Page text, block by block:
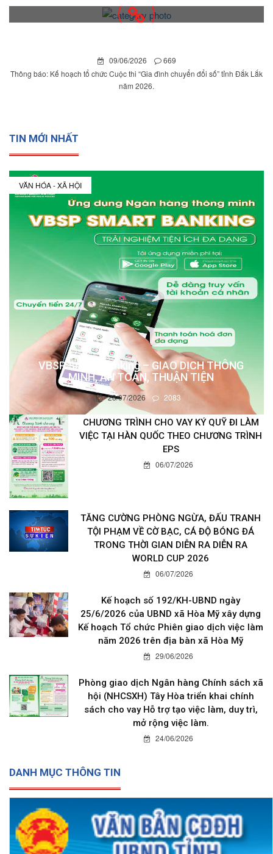
09/06/2026
669
Thông báo: Kế hoạch tổ chức Cuộc thi “Gia đình chuyển đổi số” tỉnh Đắk Lắk
năm 2026.
TIN MỚI NHẤT
VĂN HÓA - XÃ HỘI
VBSP Smart Banking – GIAO DỊCH THÔNG
MINH, AN TOÀN, THUẬN TIỆN
28/07/2026 2083
CHƯƠNG TRÌNH CHO VAY KÝ QUỸ ĐI LÀM
VIỆC TẠI HÀN QUỐC THEO CHƯƠNG TRÌNH
EPS
06/07/2026
TĂNG CƯỜNG PHÒNG NGỪA, ĐẤU TRANH
TỘI PHẠM VỀ CỜ BẠC, CÁ ĐỘ BÓNG ĐÁ
TRONG THỜI GIAN DIỄN RA DIỄN RA
WORLD CUP 2026
06/07/2026
Kế hoạch số 192/KH-UBND ngày
25/6/2026 của UBND xã Hòa Mỹ xây dựng
Kế hoạch Tổ chức Phiên giao dịch việc làm
năm 2026 trên địa bàn xã Hòa Mỹ
29/06/2026
Phòng giao dịch Ngân hàng Chính sách xã
hội (NHCSXH) Tây Hòa triển khai chính
sách cho vay Hỗ trợ tạo việc làm, duy trì,
mở rộng việc làm.
24/06/2026
DANH MỤC THÔNG TIN